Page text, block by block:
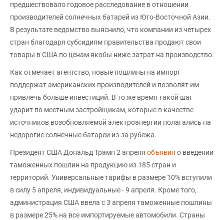
предшествовало годовое расследование в отношении
производителей солнечных батарей из Юго-Восточной Азии.
В результате ведомство выяснило, что компании из четырех
стран благодаря субсидиям правительства продают свои
товары в США по ценам якобы ниже затрат на производство.
Как отмечает агентство, новые пошлины на импорт
поддержат американских производителей и позволят им
привлечь больше инвестиций. В то же время такой шаг
ударит по местным застройщикам, которые в качестве
источников возобновляемой электроэнергии полагались на
недорогие солнечные батареи из-за рубежа.
Президент США Дональд Трамп 2 апреля объявил о введении
таможенных пошлин на продукцию из 185 стран и
территорий. Универсальные тарифы в размере 10% вступили
в силу 5 апреля, индивидуальные - 9 апреля. Кроме того,
администрация США ввела с 3 апреля таможенные пошлины
в размере 25% на все импортируемые автомобили. Страны